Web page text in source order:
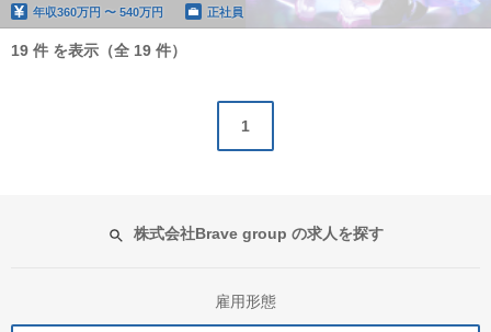
年収360万円 〜 540万円 正社員
19 件 を表示（全 19 件）
1
株式会社Brave group の求人を探す
雇用形態